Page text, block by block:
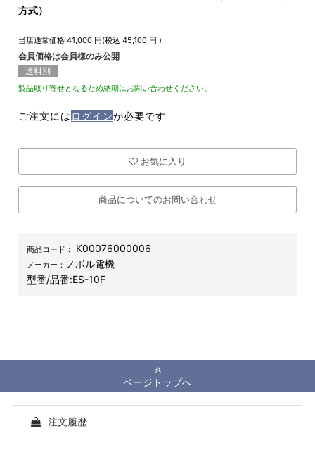
方式）
当店通常価格 41,000 円(税込45,100 円 )
会員価格は会員様のみ公開
送料別
製品取り寄せとなるため納期はお問い合わせください。
ご注文には ログインが必要です
お気に入り
商品についてのお問い合わせ
商品コード： K00076000006
メーカー： ノボル電機
型番/品番:ES-10F
ページトップへ
注文履歴